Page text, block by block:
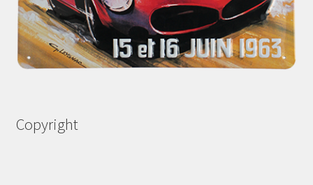
Copyright